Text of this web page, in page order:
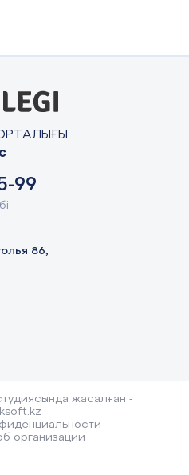
99
–
86,
жасалған -
организации